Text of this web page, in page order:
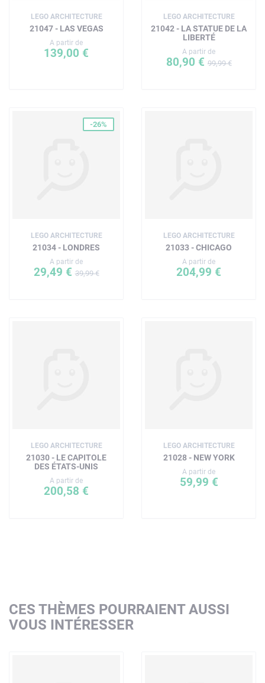
afin de garantir qu'elles s'assemblent facilement et
solidement
La sécurité avant tout – Les éléments LEGO sont soumis
LEGO ARCHITECTURE
21047 - LAS VEGAS
A partir de
139,00 €
LEGO ARCHITECTURE
21042 - LA STATUE DE LA
LIBERTÉ
A partir de
80,90 €99,99 €
-26%
LEGO ARCHITECTURE
21034 - LONDRES
A partir de
29,49 €39,99 €
LEGO ARCHITECTURE
21033 - CHICAGO
A partir de
204,99 €
LEGO ARCHITECTURE
21030 - LE CAPITOLE
DES ÉTATS-UNIS
A partir de
200,58 €
LEGO ARCHITECTURE
21028 - NEW YORK
A partir de
59,99 €
CES THÈMES POURRAIENT AUSSI
VOUS INTÉRESSER